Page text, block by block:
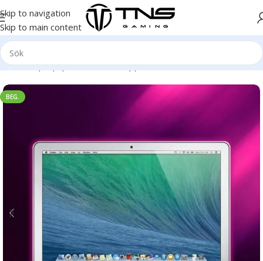
Skip to navigation
Skip to main content
Hem/Laptop | Bärbar dator/Apple MacBook/Air
BEG.